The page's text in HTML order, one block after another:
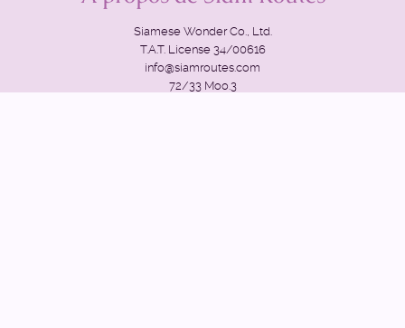
Siamese Wonder Co., Ltd.
T.A.T. License 34/00616
info@siamroutes.com
72/33 Moo.3